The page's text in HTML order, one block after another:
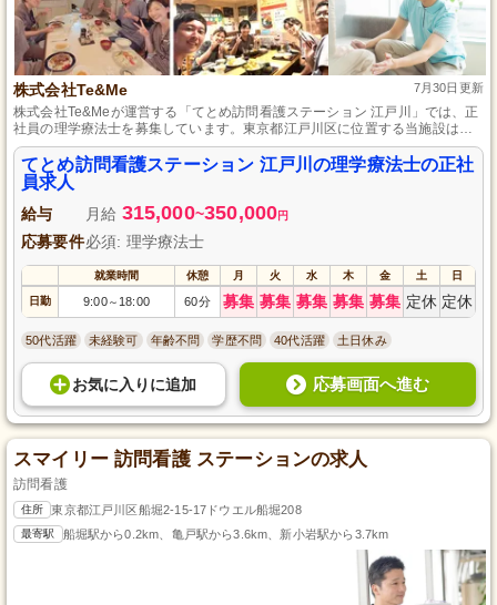
株式会社Te&Me 7月30日更新
株式会社Te&Meが運営する「てとめ訪問看護ステーション 江戸川」では、正
社員の理学療法士を募集しています。東京都江戸川区に位置する当施設は、
在宅医療の分野で地域の皆様に貢献しています。安心して働ける環境で、共
に地域医療を支える一員として活躍しませんか？経験や資格は問わず、情熱
とやる気を重視します！詳細はお問い合せください。
てとめ訪問看護ステーション 江戸川の理学療法士の正社
員求人
給与 月給 315,000~350,000円
応募要件必須: 理学療法士
就業時間 休憩 月 火 水 木 金 土 日
日勤 9:00～ 18:00 60分 募集 募集 募集 募集 募集 定休 定休
50代活躍 未経験可 年齢不問 学歴不問 40代活躍 土日休み
お気に入り に追加 応募画面へ進む
スマイリー 訪問看護 ステーションの求人
訪問看護
住所 東京都江戸川区船堀2-15-17ドウエル船堀208
最寄駅 船堀駅から0.2km、亀戸駅から3.6km、新小岩駅から3.7km